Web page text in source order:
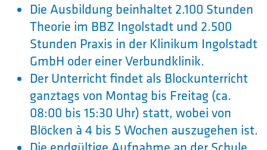
Die Ausbildung beinhaltet 2.100 Stunden
Theorie im BBZ Ingolstadt und 2.500
Stunden Praxis in der Klinikum Ingolstadt
GmbH oder einer Verbundklinik.
Der Unterricht findet als Blockunterricht
ganztags von Montag bis Freitag (ca.
08:00 bis 15:30 Uhr) statt, wobei von
Blöcken à 4 bis 5 Wochen auszugehen ist.